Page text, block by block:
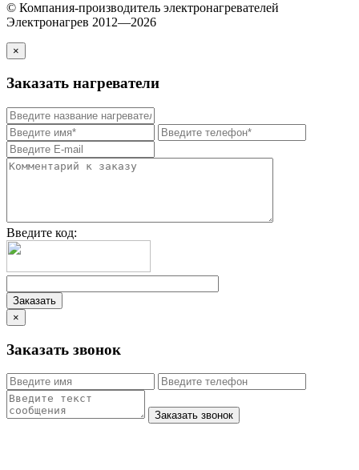
© Компания-производитель электронагревателей
Электронагрев 2012—2026
×
Заказать нагреватели
Введите код:
×
Заказать звонок